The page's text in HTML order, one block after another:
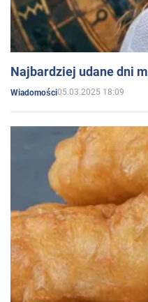
Najbardziej udane dni
Wiadomości05.03.2025 18:09